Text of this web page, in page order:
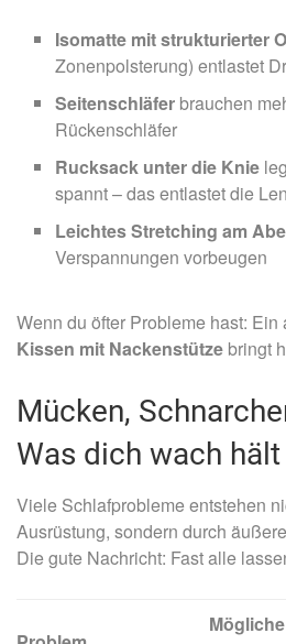
Isomatte mit strukturierter
Zonenpolsterung) entlastet
Seitenschläfer brauchen
Rückenschläfer
Rucksack unter die Knie
spannt – das entlastet die
Leichtes Stretching am
Verspannungen vorbeugen
Wenn du öfter Probleme hast: Ein
Kissen mit Nackenstütze bringt
Mücken,
Was dich wach hält
Viele Schlafprobleme entstehen
Ausrüstung, sondern durch
Die gute Nachricht: Fast alle
Mögliche